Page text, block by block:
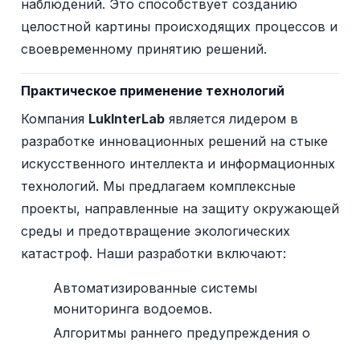
наблюдений. Это способствует созданию
целостной картины происходящих процессов и
своевременному принятию решений.
Практическое применение технологий
Компания LukInterLab является лидером в
разработке инновационных решений на стыке
искусственного интеллекта и информационных
технологий. Мы предлагаем комплексные
проекты, направленные на защиту окружающей
среды и предотвращение экологических
катастроф. Наши разработки включают:
Автоматизированные системы
мониторинга водоемов.
Алгоритмы раннего предупреждения о